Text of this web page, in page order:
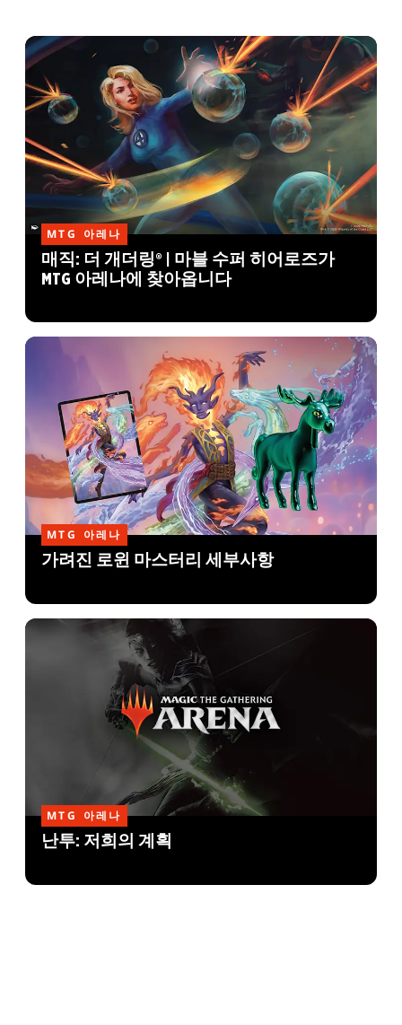
MTG 아레나
매직: 더 개더링® | 마블 수퍼 히어로즈가
MTG 아레나에 찾아옵니다
MTG 아레나
가려진 로윈 마스터리 세부사항
MTG 아레나
난투: 저희의 계획